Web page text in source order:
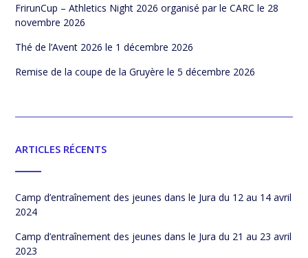
FrirunCup – Athletics Night 2026 organisé par le CARC le 28
novembre 2026
Thé de l’Avent 2026 le 1 décembre 2026
Remise de la coupe de la Gruyère le 5 décembre 2026
ARTICLES RÉCENTS
Camp d’entraînement des jeunes dans le Jura du 12 au 14 avril
2024
Camp d’entraînement des jeunes dans le Jura du 21 au 23 avril
2023